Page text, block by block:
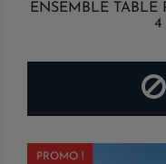
ENSEMBLE
4
PROMO !